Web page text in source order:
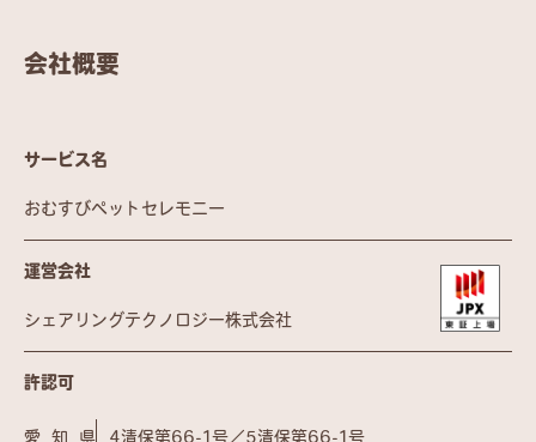
会社概要
サービス名
おむすびペットセレモニー
運営会社
シェアリングテクノロジー株式会社
許認可
愛知県 4清保第66-1号／5清保第66-1号